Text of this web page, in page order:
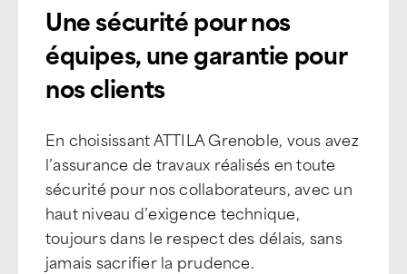
Une sécurité pour nos
équipes, une garantie pour
nos clients
En choisissant ATTILA Grenoble, vous avez
l’assurance de travaux réalisés en toute
sécurité pour nos collaborateurs, avec un
haut niveau d’exigence technique,
toujours dans le respect des délais, sans
jamais sacrifier la prudence.